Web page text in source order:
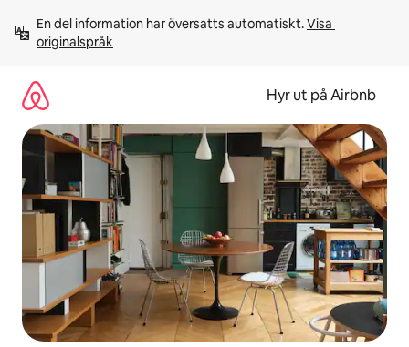
innehåll
En del information har översatts automatiskt. Visa
originalspråk
Hyr ut på Airbnb